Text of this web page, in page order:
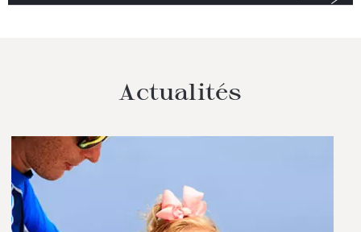
Actualités